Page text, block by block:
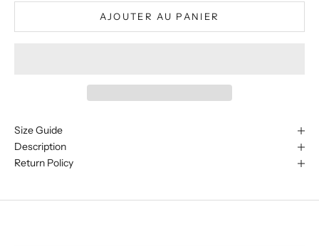
AJOUTER AU PANIER
Size Guide
Description
Return Policy